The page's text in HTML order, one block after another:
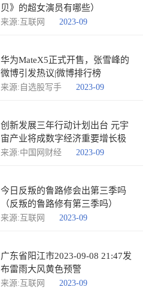
贝》的超女演员有哪些）
来源:互联网 2023-09
华为MateX5正式开售，张雪峰的
微博引发热议|微博排行榜
来源:自选股写手 2023-09
创新发展三年行动计划出台 元宇
宙产业将成数字经济重要增长极
来源:中国网财经 2023-09
今日反叛的鲁路修会出第三季吗
（反叛的鲁路修有第三季吗）
来源:互联网 2023-09
广东省阳江市2023-09-08 21:47发
布雷雨大风黄色预警
来源:互联网 2023-09